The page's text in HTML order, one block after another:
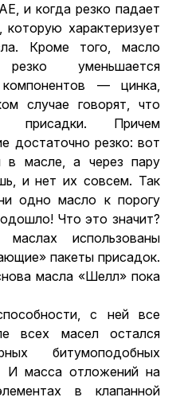
и когда резко падает
характеризует
Кроме того, масло
уменьшается
компонентов — цинка,
случае говорят, что
присадки. Причем
достаточно резко: вот
в масле, а через пару
и нет их совсем. Так
одно масло к порогу
Что это значит?
использованы
пакеты присадок.
масла «Шелл» пока
с ней все
всех масел остался
битумоподобных
масса отложений на
в клапанной